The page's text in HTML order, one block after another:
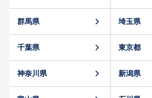
群馬県 埼玉県
千葉県 東京都
神奈川県 新潟県